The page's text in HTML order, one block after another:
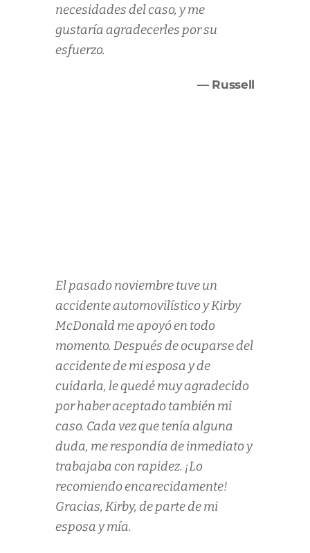
— Russell
necesidades del caso, y me
gustaría agradecerles por su
esfuerzo.
El pasado noviembre tuve un
accidente automovilístico y Kirby
McDonald me apoyó en todo
momento. Después de ocuparse del
accidente de mi esposa y de
cuidarla, le quedé muy agradecido
por haber aceptado también mi
caso. Cada vez que tenía alguna
duda, me respondía de inmediato y
trabajaba con rapidez. ¡Lo
recomiendo encarecidamente!
Gracias, Kirby, de parte de mi
esposa y mía.